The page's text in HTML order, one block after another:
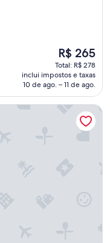
O
preço
é
de
R$ 265
R$ 265
Total: R$ 278
inclui impostos e taxas
10 de ago. – 11 de ago.